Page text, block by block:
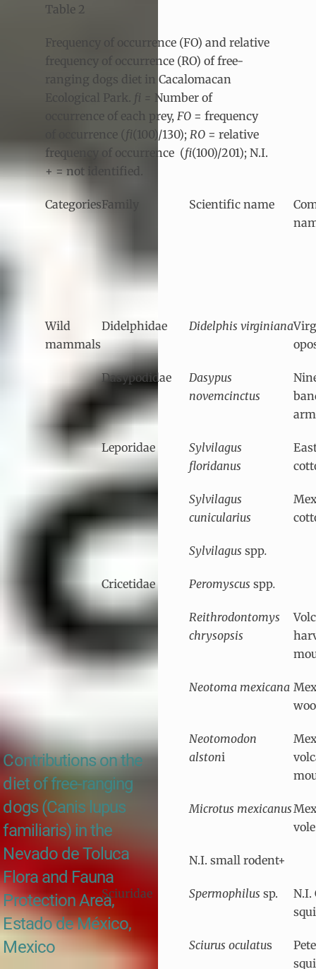
Contributions on the
diet of free-ranging
dogs (Canis lupus
familiaris) in the
Nevado de Toluca
Flora and Fauna
Protection Area,
Estado de México,
Mexico
Table 2
Frequency of occurrence (FO) and relative
frequency of occurrence (RO) of free-
ranging dogs diet in Cacalomacan
Ecological Park. fi =
Number of
occurrence of each prey, FO = frequency
of occurrence ( fi(100)/130); RO = relative
frequency of occurrence (fi(100)/201); N.I.
+ = not identified.
CategoriesFamily Scientific name
Wild
mammals
Didelphidae Didelphis virginiana
Dasypodidae
Dasypus
novemcinctus
Leporidae
Sylvilagus
floridanus
Sylvilagus
cunicularius
Sylvilagus spp.
Cricetidae Peromyscus spp.
Reithrodontomys
chrysopsis
Neotoma mexicana
Neotomodon
alstoni
Microtus mexicanus
vole
N.I. small rodent+
Sciuridae Spermophilus sp.
N.I.
Sciurus oculatus